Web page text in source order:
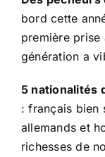
bord cette
première prise
génération a
5 nationalités
: français bien
allemands et
richesses de